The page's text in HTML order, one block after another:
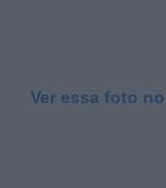
Ver essa foto